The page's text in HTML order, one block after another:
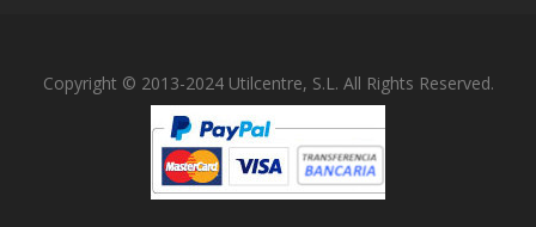
Copyright © 2013-2024 Utilcentre, S.L. All Rights Reserved.